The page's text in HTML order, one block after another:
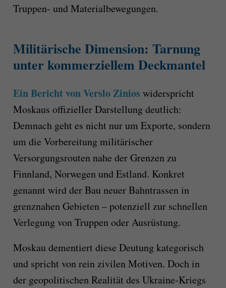
Truppen- und Materialbewegungen.
Militärische Dimension: Tarnung
unter kommerziellem Deckmantel
Ein Bericht von Verslo Zinios widerspricht
Moskaus offizieller Darstellung deutlich:
Demnach geht es nicht nur um Exporte, sondern
um die Vorbereitung militärischer
Versorgungsrouten nahe der Grenzen zu
Finnland, Norwegen und Estland. Konkret
genannt wird der Bau neuer Bahntrassen in
grenznahen Gebieten – potenziell zur schnellen
Verlegung von Truppen oder Ausrüstung.
Moskau dementiert diese Deutung kategorisch
und spricht von rein zivilen Motiven. Doch in
der geopolitischen Realität des Ukraine-Kriegs